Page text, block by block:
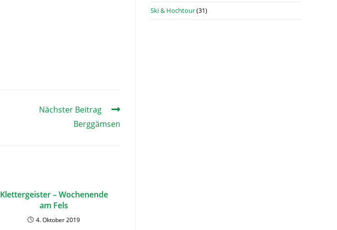
Nächster Beitrag
Berggämsen
Klettergeister – Wochenende
am Fels
4. Oktober 2019
Ski & Hochtour(31)